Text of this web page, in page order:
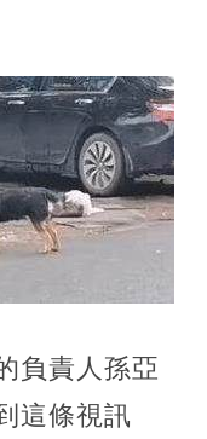
負責人孫亞
這條視訊